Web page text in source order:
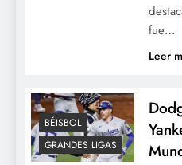
fue…
Leer
BÉISBOL
GRANDES LIGAS